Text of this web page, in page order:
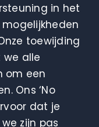
in het
toewijding
alle
om een
Ons ‘No
dat je
zijn pas